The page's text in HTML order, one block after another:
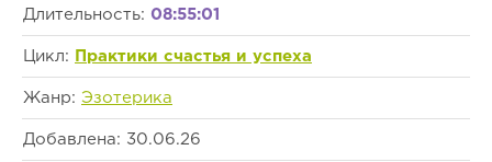
Длительность: 08:55:01
Цикл: Практики счастья и успеха
Жанр: Эзотерика
Добавлена: 30.06.26